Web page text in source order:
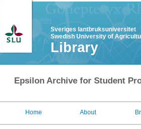
Sveriges lantbruksuniversitet
Swedish University of
Library
Epsilon Archive for Student
Home About